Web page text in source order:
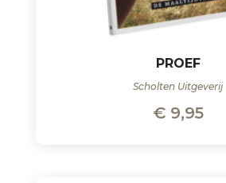
PROEF
Scholten Uitgeverij
€9,95